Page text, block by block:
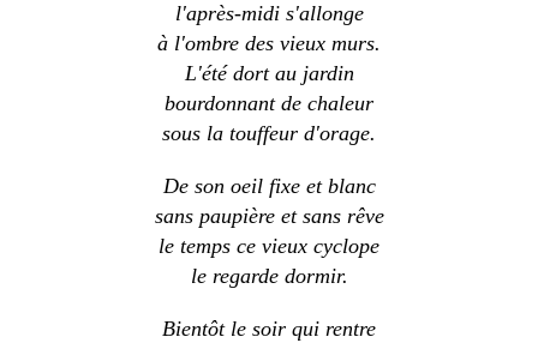
l'après-midi s'allonge
à l'ombre des vieux murs.
L'été dort au jardin
bourdonnant de chaleur
sous la touffeur d'orage.
De son oeil fixe et blanc
sans paupière et sans rêve
le temps ce vieux cyclope
le regarde dormir.
Bientôt le soir qui rentre